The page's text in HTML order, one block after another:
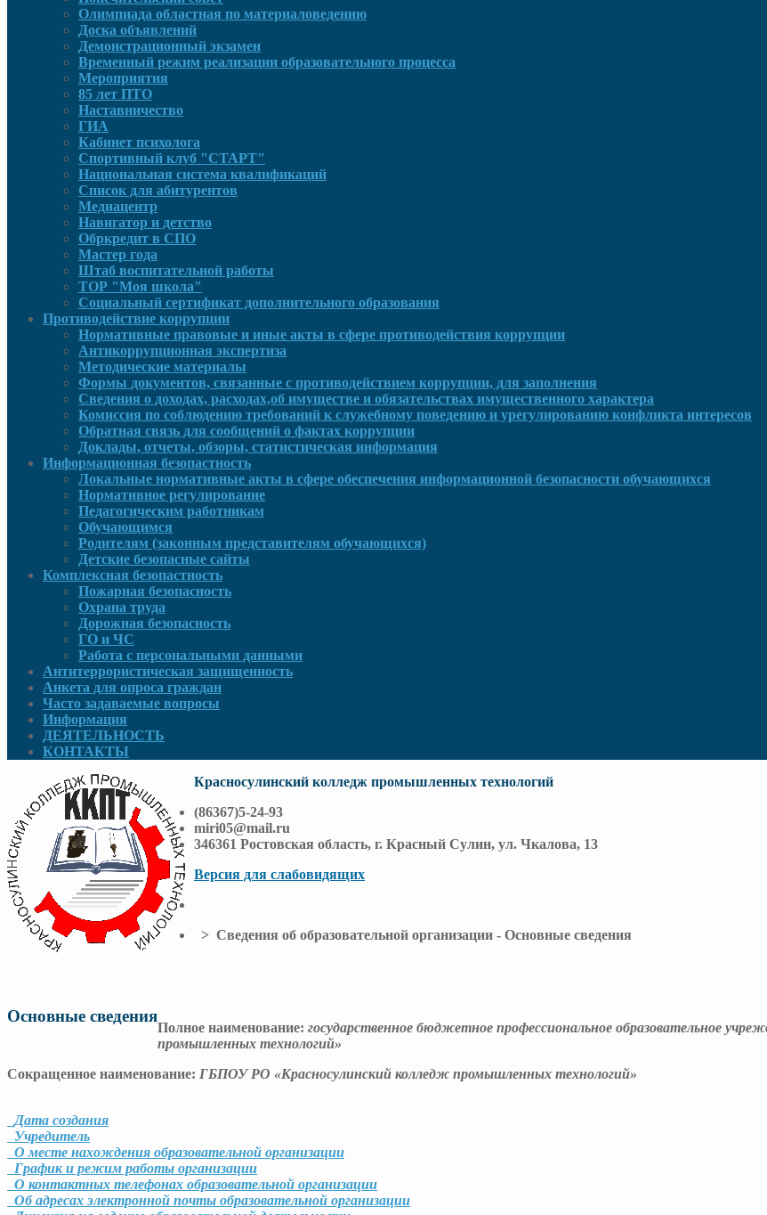
Олимпиада областная по материаловедению
Доска объявлений
Демонстрационный экзамен
Временный режим реализации образовательного процесса
Мероприятия
85 лет ПТО
Наставничество
ГИА
Кабинет психолога
Спортивный клуб "СТАРТ"
Национальная система квалификаций
Список для абитурентов
Медиацентр
Навигатор и детство
Обркредит в СПО
Мастер года
Штаб воспитательной работы
ТОР "Моя школа"
Социальный сертификат дополнительного образования
Противодействие коррупции
Нормативные правовые и иные акты в сфере противодействия коррупции
Антикоррупционная экспертиза
Методические материалы
Формы документов, связанные с противодействием коррупции, для заполнения
Сведения о доходах, расходах,об имуществе и обязательствах имущественного характера
Комиссия по соблюдению требований к служебному поведению и урегулированию конфликта интересов
Обратная связь для сообщений о фактах коррупции
Доклады, отчеты, обзоры, статистическая информация
Информационная безопастность
Локальные нормативные акты в сфере обеспечения информационной безопасности обучающихся
Нормативное регулирование
Педагогическим работникам
Обучающимся
Родителям (законным представителям обучающихся)
Детские безопасные сайты
Комплексная безопастность
Пожарная безопасность
Охрана труда
Дорожная безопасность
ГО и ЧС
Работа с персональными данными
Антитеррористическая защищенность
Анкета для опроса граждан
Часто задаваемые вопросы
Информация
ДЕЯТЕЛЬНОСТЬ
КОНТАКТЫ
Красносулинский колледж промышленных технологий
(86367)5-24-93
miri05@mail.ru
346361 Ростовская область, г. Красный Сулин, ул. Чкалова, 13
Версия для слабовидящих
> Сведения об образовательной организации - Основные сведения
Основные сведения
Полное наименование: государственное бюджетное профессиональное образовательное
промышленных технологий»
Сокращенное наименование: ГБПОУ РО «Красносулинский колледж промышленных технологий»
Дата создания
Учредитель
О месте нахождения образовательной организации
График и режим работы организации
О контактных телефонах образовательной организации
Об адресах электронной почты образовательной организации